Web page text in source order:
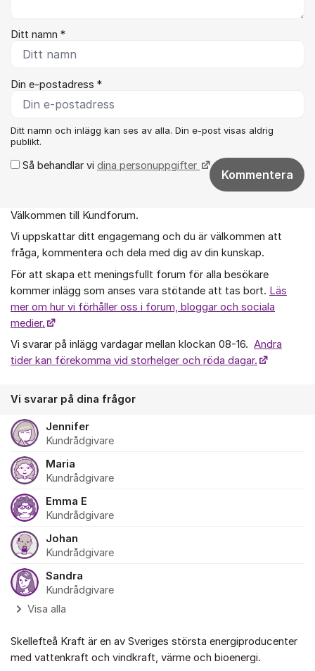
Ditt namn *
Din e-postadress *
Ditt namn och inlägg kan ses av alla. Din e-post visas aldrig
publikt.
Så behandlar vi dina personuppgifter
Kommentera
Om forumet
Välkommen till Kundforum.
Vi uppskattar ditt engagemang och du är välkommen att
fråga, kommentera och dela med dig av din kunskap.
För att skapa ett meningsfullt forum för alla besökare
kommer inlägg som anses vara stötande att tas bort. Läs
mer om hur vi förhåller oss i forum, bloggar och sociala
medier.
Vi svarar på inlägg vardagar mellan klockan 08-16. Andra
tider kan förekomma vid storhelger och röda dagar.
Vi svarar på dina frågor
Jennifer
Kundrådgivare
Maria
Kundrådgivare
Emma E
Kundrådgivare
Johan
Kundrådgivare
Sandra
Kundrådgivare
Visa alla
Skellefteå Kraft är en av Sveriges största energiproducenter
med vattenkraft och vindkraft, värme och bioenergi.